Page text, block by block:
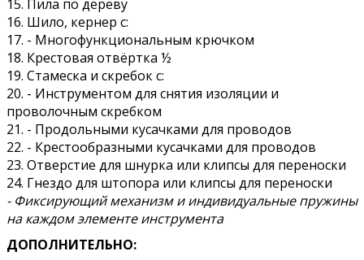
15. Пила по дереву
16. Шило, кернер с:
17. - Многофункциональным крючком
18. Крестовая отвёртка ½
19. Стамеска и скребок с:
20. - Инструментом для снятия изоляции и
проволочным скребком
21. - Продольными кусачками для проводов
22. - Крестообразными кусачками для проводов
23. Отверстие для шнурка или клипсы для переноски
24. Гнездо для штопора или клипсы для переноски
- Фиксирующий механизм и индивидуальные пружины
на каждом элементе инструмента
ДОПОЛНИТЕЛЬНО: